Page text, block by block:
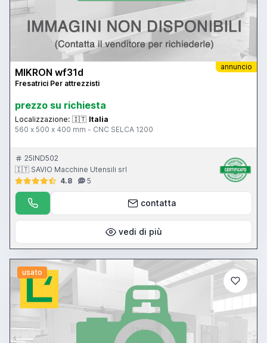
annuncio
MIKRON wf31d
Fresatrici Per attrezzisti
prezzo su richiesta
Localizzazione: 🇮🇹 Italia
560 x 500 x 400 mm - CNC SELCA 1200
25IND502
🇮🇹 SAVIO Macchine Utensili srl
4.8
5
contatta
vedi di più
usato